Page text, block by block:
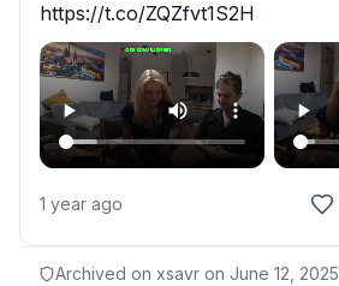
https://t.co/ZQZfvt1S2H
1 year ago
Archived on xsavr on June 12, 2025